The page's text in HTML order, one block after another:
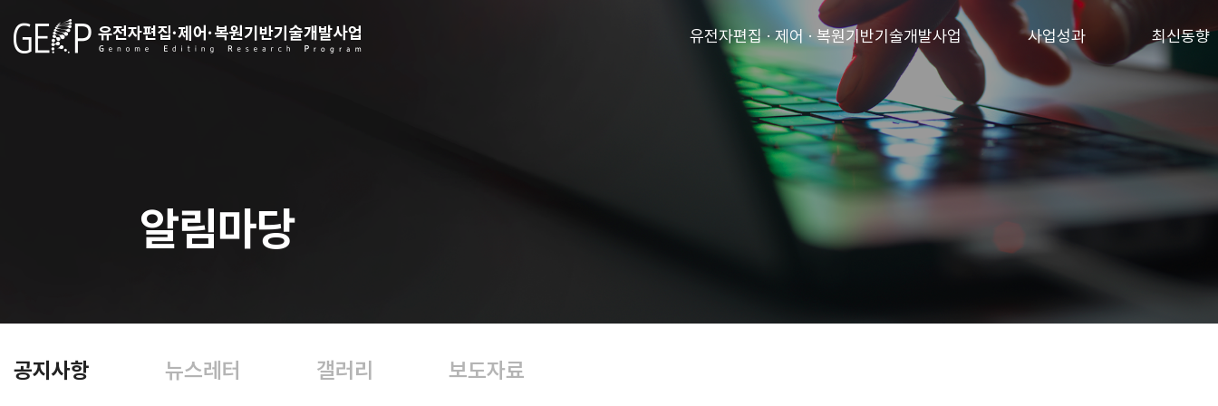
유전자편집 · 제어 · 복원기반기술개발사업 사업성과 최신동향
알림마당
공지사항 뉴스레터 갤러리 보도자료